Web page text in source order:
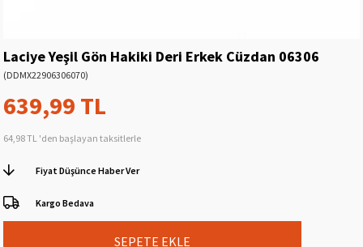
Laciye Yeşil Gön Hakiki Deri Erkek Cüzdan 06306
(DDMX22906306070)
639,99 TL
64,98 TL 'den başlayan taksitlerle
Fiyat Düşünce Haber Ver
Kargo Bedava